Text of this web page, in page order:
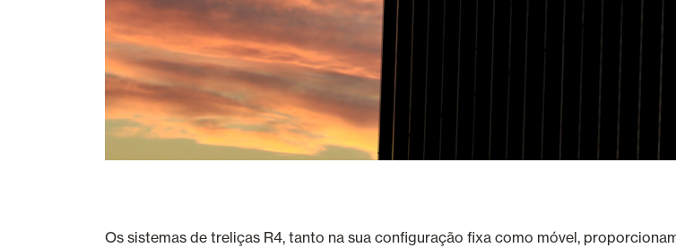
Os sistemas de treliças R4, tanto na sua configuração fixa como móvel,